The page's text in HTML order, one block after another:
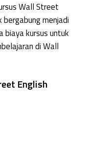
Wall Street
menjadi
biaya kursus untuk
di Wall
English